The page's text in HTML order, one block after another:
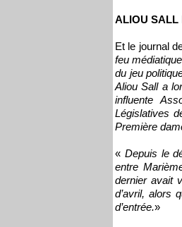
ALIOU SALL
Et le journal
feu
du jeu
Aliou Sall a
influente
Législatives
Première
« Depuis le
entre
dernier avait
d’avril, alors
d’entrée.»